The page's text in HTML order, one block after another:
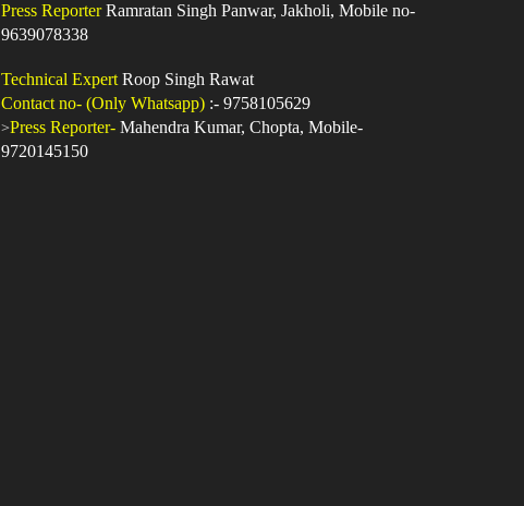
Press ReporterRamratan Singh Panwar, Jakholi, Mobile no-
9639078338
Technical ExpertRoop Singh Rawat
Contact no- (Only Whatsapp) :- 9758105629
>Press Reporter-Mahendra Kumar, Chopta, Mobile-
9720145150